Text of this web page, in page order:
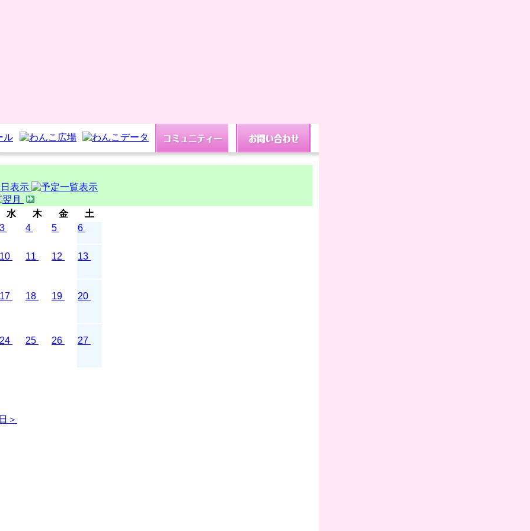
水 木 金
土
3 4 5 6
10 11 12 13
17 18 19 20
24 25 26 27
＞